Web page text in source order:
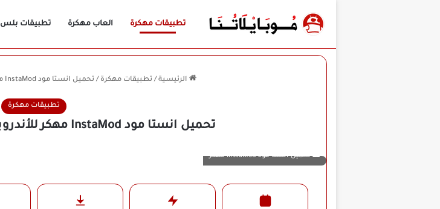
تطبيقات مهكرة العاب مهكرة تطبيقات بلس
الرئيسية / تطبيقات مهكرة / تحميل انستا مود InstaMod مهكر للأندرويد APK أخر إصدار 2026 مجانًا
تطبيقات مهكرة
تحميل انستا مود InstaMod مهكر للأندرويد APK أخر إصدار 2026 مجانًا
تحميل انستا مود InstaMod مهكر